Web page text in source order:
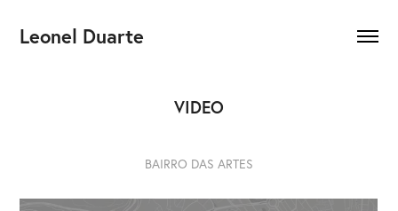
Leonel Duarte
VIDEO
BAIRRO DAS ARTES